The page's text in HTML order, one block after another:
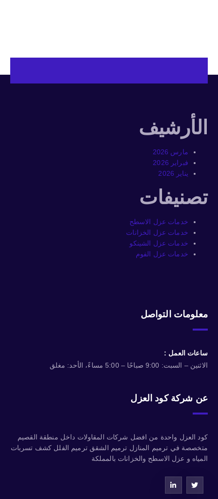
الأرشيف
مارس 2026
فبراير 2026
يناير 2026
تصنيفات
خدمات عزل الاسطح
خدمات عزل الخزانات
خدمات عزل الشينكو
خدمات عزل الفوم
معلومات التواصل
ساعات العمل :
الاثنين – السبت: 9:00 صباحًا – 5:00 مساءً، الأحد: مغلق
عن شركة كود العزل
كود العزل واحدة من افضل شركات المقاولات داخل منطقة القصيم
متخصصة في ترميم المنازل ترميم الشقق ترميم الفلل كشف تسربات
المياه و عزل الاسطح والخزانات بالمملكة